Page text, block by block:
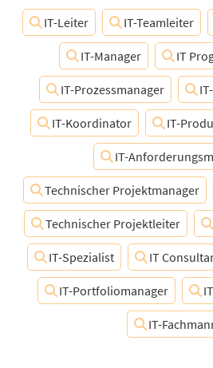
IT-Leiter
IT-Teamleiter
IT-Manager IT
IT-Prozessmanager
IT-Koordinator IT-
IT-
Technischer Projektmanager
Technischer Projektleiter
IT-Spezialist IT
IT-Portfoliomanager
IT-